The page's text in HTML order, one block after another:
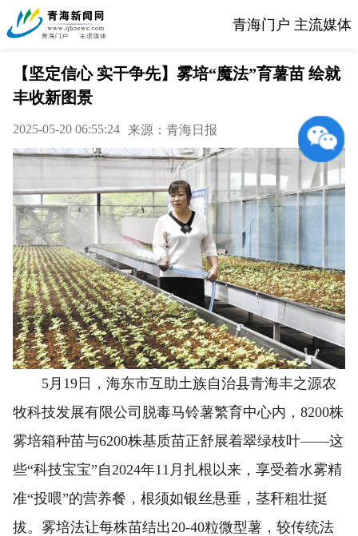
青海门户 主流媒体
【坚定信心 实干争先】雾培“魔法”育薯苗 绘就
丰收新图景
2025-05-20 06:55:24 来源：青海日报
5月19日，海东市互助土族自治县青海丰之源农
牧科技发展有限公司脱毒马铃薯繁育中心内，8200株
雾培箱种苗与6200株基质苗正舒展着翠绿枝叶——这
些“科技宝宝”自2024年11月扎根以来，享受着水雾精
准“投喂”的营养餐，根须如银丝悬垂，茎秆粗壮挺
拔。雾培法让每株苗结出20-40粒微型薯，较传统法